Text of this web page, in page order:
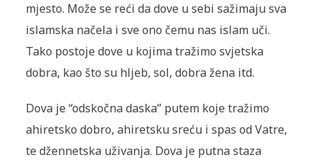
mjesto. Može se reći da dove u sebi sažimaju sva
islamska načela i sve ono čemu nas islam uči.
Tako postoje dove u kojima tražimo svjetska
dobra, kao što su hljeb, sol, dobra žena itd.
Dova je “odskočna daska” putem koje tražimo
ahiretsko dobro, ahiretsku sreću i spas od Vatre,
te džennetska uživanja. Dova je putna staza